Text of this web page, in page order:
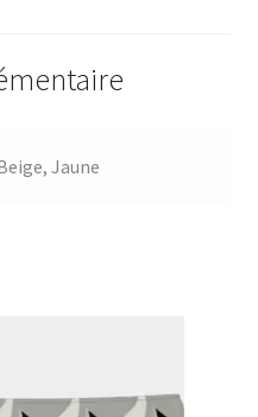
Jaune